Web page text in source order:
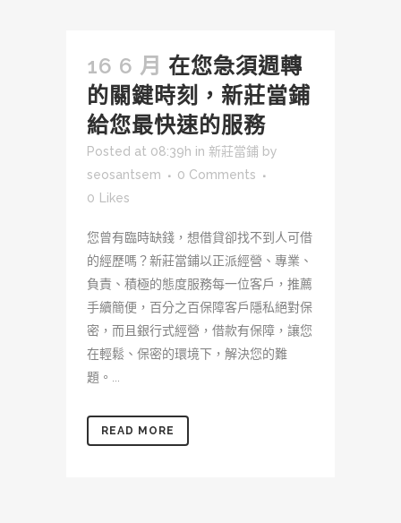
16 6 月 在您急須週轉
的關鍵時刻，新莊當鋪
給您最快速的服務
Posted at 08:39h in 新莊當鋪 by
seosantsem
0 Comments
0 Likes
您曾有臨時缺錢，想借貸卻找不到人可借
的經歷嗎？新莊當鋪以正派經營、專業、
負責、積極的態度服務每一位客戶，推薦
手續簡便，百分之百保障客戶隱私絕對保
密，而且銀行式經營，借款有保障，讓您
在輕鬆、保密的環境下，解決您的難
題。...
READ MORE